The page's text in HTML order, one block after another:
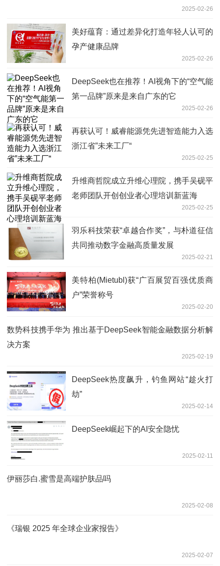
2025-02-26
美好蕴育：通过差异化打造年轻人认可的
孕产健康品牌
2025-02-26
DeepSeek也在推荐！AI视角下的“空气能
第一品牌”原来是来自广东的它
2025-02-26
再获认可！威睿能源凭先进智造能力入选
浙江省”未来工厂“
2025-02-25
升维商哲院成立升维心理院，携手吴砚平
老师团队开创创业者心理培训新蓝海
2025-02-25
羽乐科技荣获“卓越合作奖”，与朴道征信
共同推动数字金融高质量发展
2025-02-21
美特柏(Mietubl)获“广百展贸百强优质商
户”荣誉称号
2025-02-20
数势科技携手华为 推出基于DeepSeek智能金融数据分析解
决方案
2025-02-19
DeepSeek热度飙升，钓鱼网站“趁火打
劫”
2025-02-14
DeepSeek崛起下的AI安全隐忧
2025-02-11
伊丽莎白.蜜雪是高端护肤品吗
2025-02-08
《瑞银 2025 年全球企业家报告》
2025-02-07